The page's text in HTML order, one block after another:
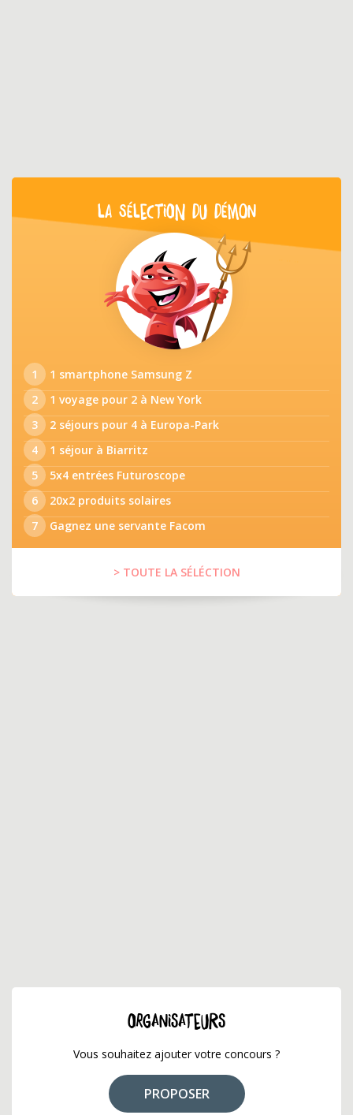
LA SÉLECTION DU DÉMON
1
1 smartphone Samsung Z
2
1 voyage pour 2 à New York
3
2 séjours pour 4 à Europa-Park
4
1 séjour à Biarritz
5
5x4 entrées Futuroscope
6
20x2 produits solaires
7
Gagnez une servante Facom
> TOUTE LA SÉLÉCTION
ORGANISATEURS
Vous souhaitez ajouter votre concours ?
PROPOSER